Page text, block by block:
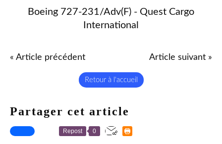
Boeing 727-231/Adv(F) - Quest Cargo
International
« Article précédent Article suivant »
Retour à l'accueil
Partager cet article
Repost 0